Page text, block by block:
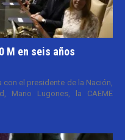
M en seis años
con el presidente de la Nación,
Mario Lugones, la CAEME